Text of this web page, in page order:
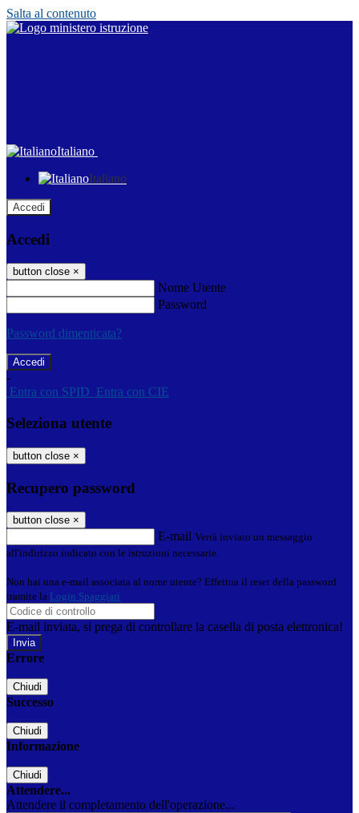
Salta al contenuto
Italiano
Italiano
Accedi
Accedi
button close ×
Nome Utente
Password
Password dimenticata?
-
Entra con SPID Entra con CIE
Seleziona utente
button close ×
Recupero password
button close ×
E-mail Verrà inviato un messaggio
all'indirizzo indicato con le istruzioni necessarie.
Non hai una e-mail associata al nome utente? Effettua il reset della password
tramite la Login Spaggiari
E-mail inviata, si prega di controllare la casella di posta elettronica!
Errore
Chiudi
Successo
Chiudi
Informazione
Chiudi
Attendere...
Attendere il completamento dell'operazione...